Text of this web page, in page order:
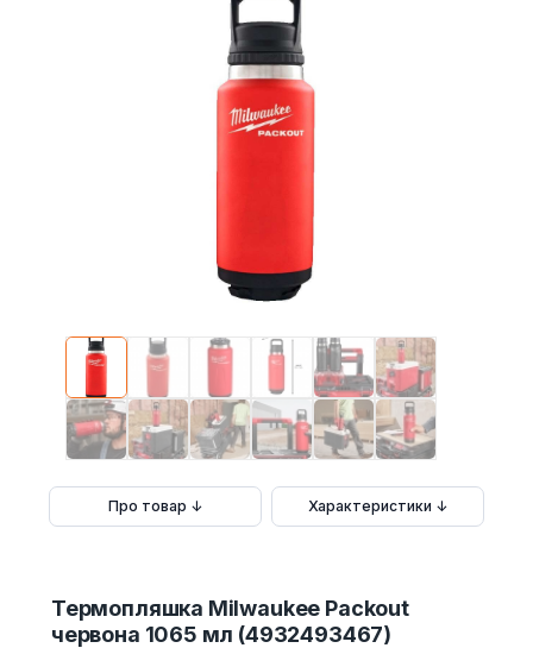
Про товар ↓ Характеристики ↓
Термопляшка Milwaukee Packout
червона 1065 мл (4932493467)